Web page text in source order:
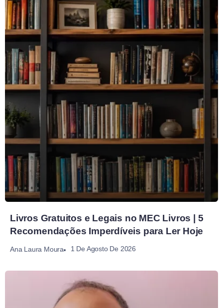
Livros Gratuitos e Legais no MEC Livros | 5
Recomendações Imperdíveis para Ler Hoje
Ana Laura Moura 1 De Agosto De 2026